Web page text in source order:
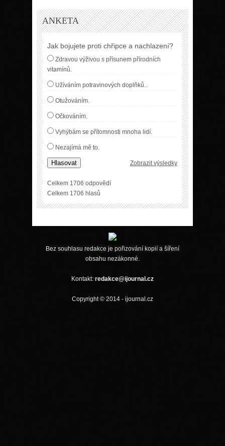
ANKETA
Jak bojujete proti chřipce a nachlazení?
Zdravou výživou s přísunem přírodních
vitamínů.
Užíváním potravinových doplňků..
Otužováním.
Očkováním.
Vyhýbám se přítomnosti mnoha lidí.
Nezajímá mě to.
Hlasovat Zobrazit výsledky
Celkem 1706 odpovědí
Celkem 1706 hlasů
Bez souhlasu redakce je pořizování kopií a šíření
obsahu nezákonné.
Kontakt: redakce@ijournal.cz
Copyright © 2014 - ijournal.cz